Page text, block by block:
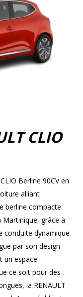
CLIO
Berline 90CV en
alliant
berline compacte
grâce à
conduite dynamique
par son design
un espace
ce soit pour des
la RENAULT